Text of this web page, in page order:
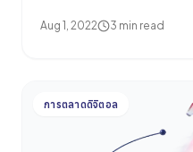
2026 ที่นักการตลาดและแบรน
Aug 1, 2022 3 min read
การตลาดดิจิตอล